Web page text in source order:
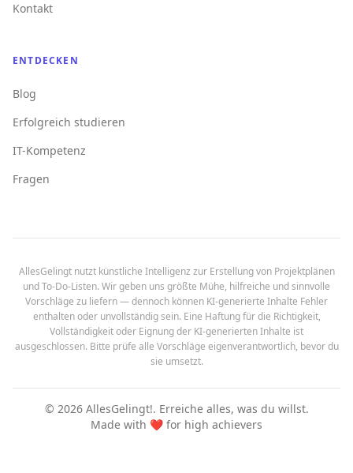
Kontakt
ENTDECKEN
Blog
Erfolgreich studieren
IT-Kompetenz
Fragen
AllesGelingt nutzt künstliche Intelligenz zur Erstellung von Projektplänen
und To-Do-Listen. Wir geben uns größte Mühe, hilfreiche und sinnvolle
Vorschläge zu liefern — dennoch können KI-generierte Inhalte Fehler
enthalten oder unvollständig sein. Eine Haftung für die Richtigkeit,
Vollständigkeit oder Eignung der KI-generierten Inhalte ist
ausgeschlossen. Bitte prüfe alle Vorschläge eigenverantwortlich, bevor du
sie umsetzt.
© 2026AllesGelingt!. Erreiche alles, was du willst.
Made with ❤️ for high achievers